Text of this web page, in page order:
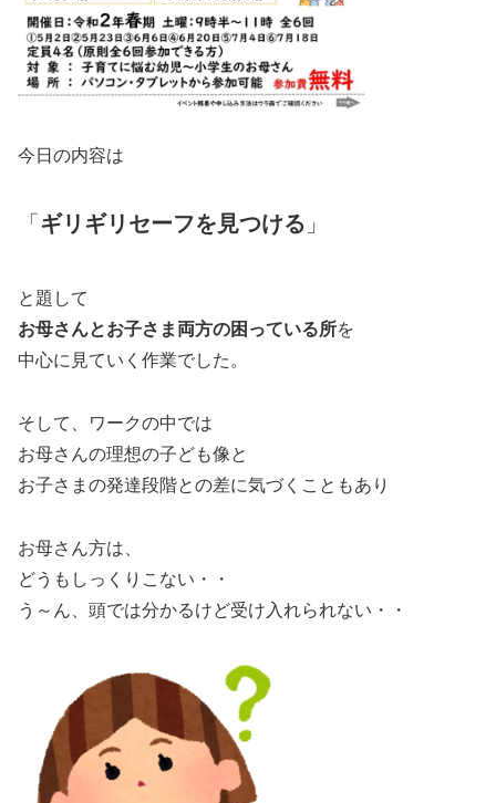
今日の内容は
「 ギリギリセーフを見つける 」
と題して
お母さんとお子さま両方の困っている所を
中心に見ていく作業でした。
そして、ワークの中では
お母さんの理想の子ども像と
お子さまの発達段階との差に気づくこともあり
お母さん方は、
どうもしっくりこない・・
う～ん、頭では分かるけど受け入れられない・・